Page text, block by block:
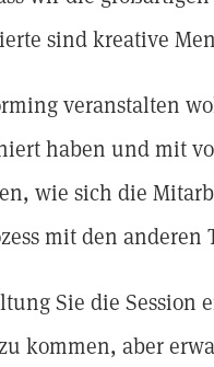
sind kreative
veranstalten
haben und mit
wie sich die
mit den
Sie die Session
kommen, aber